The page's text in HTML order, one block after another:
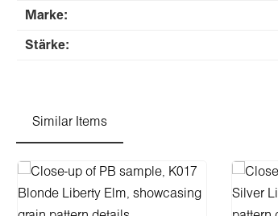
Marke:
Stärke:
Similar Items
Produktgalerie überspringen